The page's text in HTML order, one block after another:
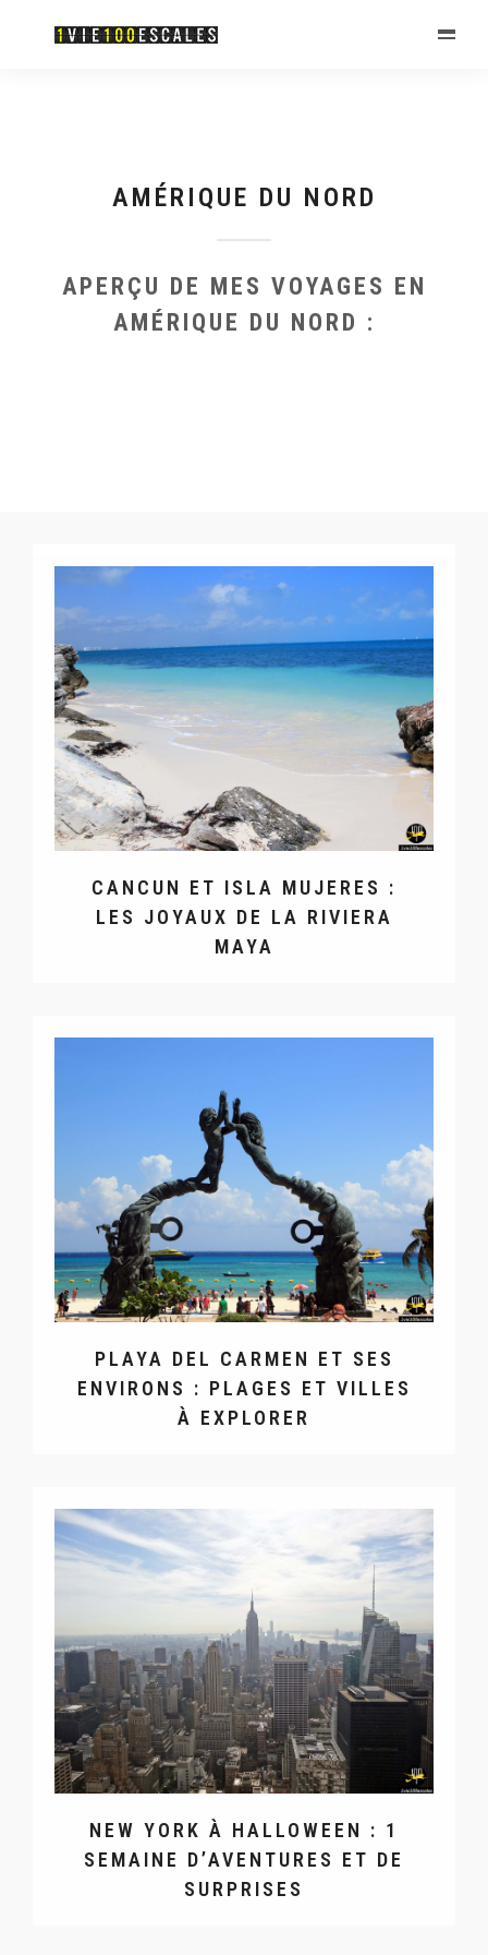
AMÉRIQUE DU NORD
APERÇU DE MES VOYAGES EN
AMÉRIQUE DU NORD :
CANCUN ET ISLA MUJERES :
LES JOYAUX DE LA RIVIERA
MAYA
PLAYA DEL CARMEN ET SES
ENVIRONS : PLAGES ET VILLES
À EXPLORER
NEW YORK À HALLOWEEN : 1
SEMAINE D’AVENTURES ET DE
SURPRISES